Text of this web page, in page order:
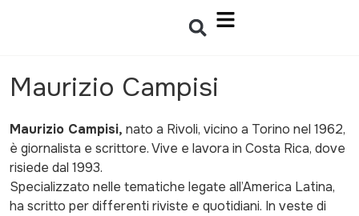
Maurizio Campisi
Maurizio Campisi, nato a Rivoli, vicino a Torino nel 1962,
è giornalista e scrittore. Vive e lavora in Costa Rica, dove
risiede dal 1993.
Specializzato nelle tematiche legate all’America Latina,
ha scritto per differenti riviste e quotidiani. In veste di